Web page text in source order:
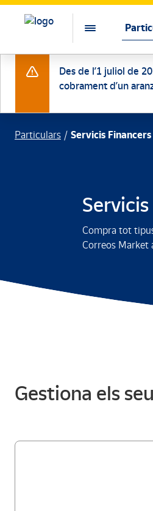
Des de l’1 juliol de
cobrament d’un
Particulars Servicis Financers
Compra tot
Correos Market
Gestiona els